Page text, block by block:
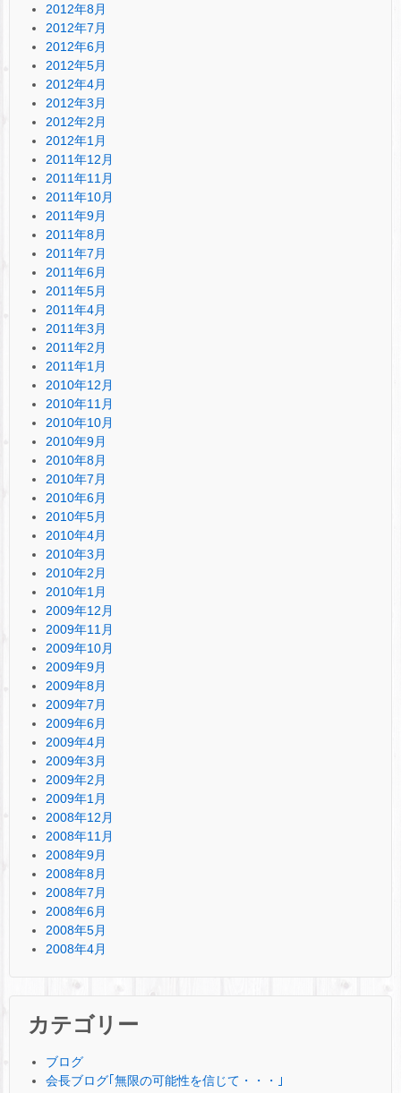
2012年8月
2012年7月
2012年6月
2012年5月
2012年4月
2012年3月
2012年2月
2012年1月
2011年12月
2011年11月
2011年10月
2011年9月
2011年8月
2011年7月
2011年6月
2011年5月
2011年4月
2011年3月
2011年2月
2011年1月
2010年12月
2010年11月
2010年10月
2010年9月
2010年8月
2010年7月
2010年6月
2010年5月
2010年4月
2010年3月
2010年2月
2010年1月
2009年12月
2009年11月
2009年10月
2009年9月
2009年8月
2009年7月
2009年6月
2009年4月
2009年3月
2009年2月
2009年1月
2008年12月
2008年11月
2008年9月
2008年8月
2008年7月
2008年6月
2008年5月
2008年4月
カテゴリー
ブログ
会長ブログ｢無限の可能性を信じて・・・｣